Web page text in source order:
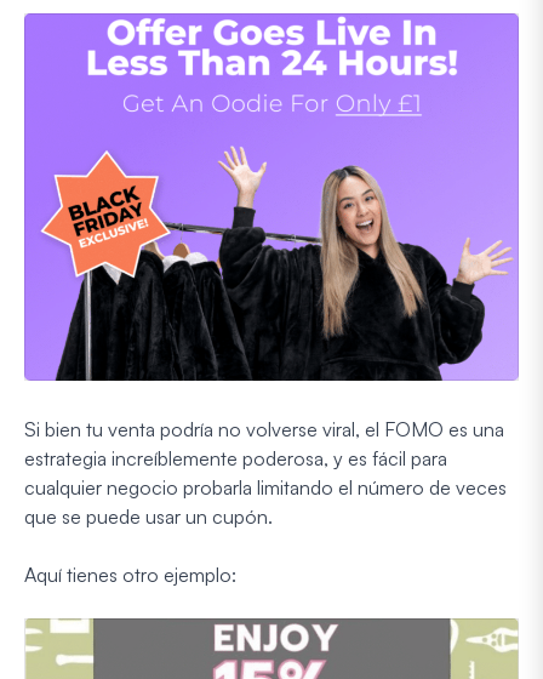
Si bien tu venta podría no volverse viral, el FOMO es una
estrategia increíblemente poderosa, y es fácil para
cualquier negocio probarla limitando el número de veces
que se puede usar un cupón.
Aquí tienes otro ejemplo: